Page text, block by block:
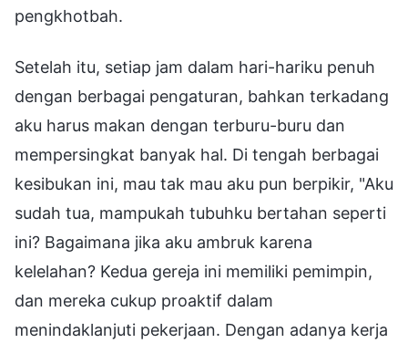
pengkhotbah.
Setelah itu, setiap jam dalam hari-hariku penuh
dengan berbagai pengaturan, bahkan terkadang
aku harus makan dengan terburu-buru dan
mempersingkat banyak hal. Di tengah berbagai
kesibukan ini, mau tak mau aku pun berpikir, "Aku
sudah tua, mampukah tubuhku bertahan seperti
ini? Bagaimana jika aku ambruk karena
kelelahan? Kedua gereja ini memiliki pemimpin,
dan mereka cukup proaktif dalam
menindaklanjuti pekerjaan. Dengan adanya kerja